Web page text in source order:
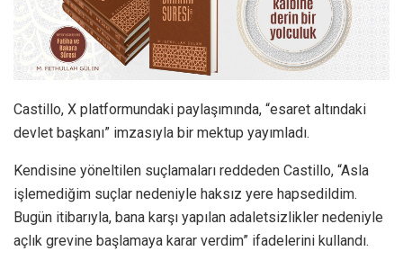
Castillo, X platformundaki paylaşımında, “esaret altındaki
devlet başkanı” imzasıyla bir mektup yayımladı.
Kendisine yöneltilen suçlamaları reddeden Castillo, “Asla
işlemediğim suçlar nedeniyle haksız yere hapsedildim.
Bugün itibarıyla, bana karşı yapılan adaletsizlikler nedeniyle
açlık grevine başlamaya karar verdim” ifadelerini kullandı.